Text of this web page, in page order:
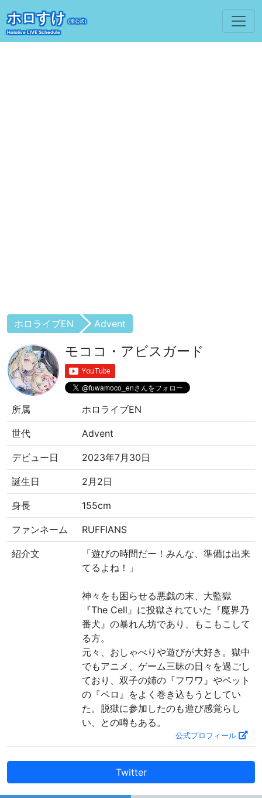
ホロすけ （非公式）
Hololive LIVE Schedule
ホロライブEN Advent
モココ・アビスガード
所属 ホロライブEN
世代 Advent
デビュー日 2023年7月30日
誕生日 2月2日
身長 155cm
ファンネーム RUFFIANS
紹介文
「遊びの時間だー！みんな、準備は出来
てるよね！」
神々をも困らせる悪戯の末、大監獄
『The Cell』に投獄されていた『魔界乃
番犬』の暴れん坊であり、もこもこして
る方。
元々、おしゃべりや遊びが大好き。獄中
でもアニメ、ゲーム三昧の日々を過ごし
ており、双子の姉の『フワワ』やペット
の『ペロ』をよく巻き込もうとしてい
た。脱獄に参加したのも遊び感覚らし
い、との噂もある。
公式プロフィール
Twitter